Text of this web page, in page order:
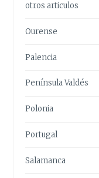
otros articulos
Ourense
Palencia
Península Valdés
Polonia
Portugal
Salamanca